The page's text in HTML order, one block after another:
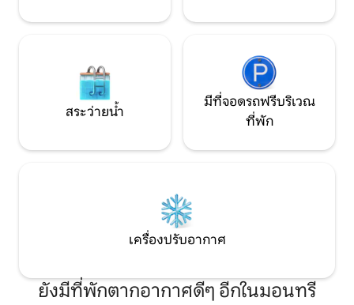
สระว่ายน้ำ
มีที่จอดรถฟรีบริเวณ
ที่พัก
เครื่องปรับอากาศ
ยังมีที่พักตากอากาศดีๆ อีกในมอนทรี